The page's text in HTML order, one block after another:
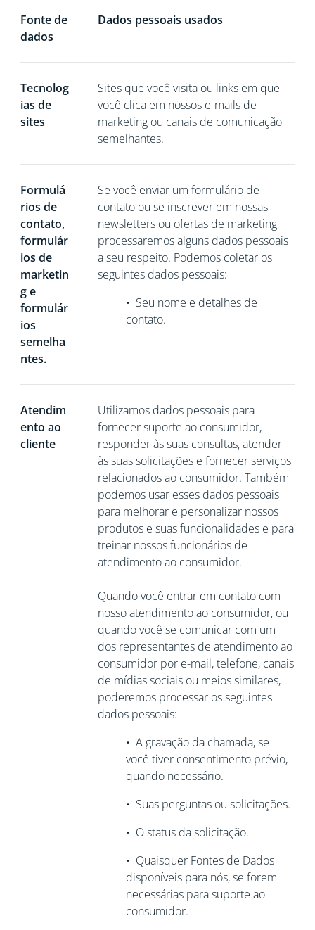
Fonte de
dados
Dados pessoais usados
Tecnolog
ias de
sites
Sites que você visita ou links em que
você clica em nossos e-mails de
marketing ou canais de comunicação
semelhantes.
Formulá
rios de
contato,
formulár
ios de
marketin
g e
formulár
ios
semelha
ntes.
Se você enviar um formulário de
contato ou se inscrever em nossas
newsletters ou ofertas de marketing,
processaremos alguns dados pessoais
a seu respeito. Podemos coletar os
seguintes dados pessoais:
• Seu nome e detalhes de
contato.
Atendim
ento ao
cliente
Utilizamos dados pessoais para
fornecer suporte ao consumidor,
responder às suas consultas, atender
às suas solicitações e fornecer serviços
relacionados ao consumidor. Também
podemos usar esses dados pessoais
para melhorar e personalizar nossos
produtos e suas funcionalidades e para
treinar nossos funcionários de
atendimento ao consumidor.
Quando você entrar em contato com
nosso atendimento ao consumidor, ou
quando você se comunicar com um
dos representantes de atendimento ao
consumidor por e-mail, telefone, canais
de mídias sociais ou meios similares,
poderemos processar os seguintes
dados pessoais:
• A gravação da chamada, se
você tiver consentimento prévio,
quando necessário.
• Suas perguntas ou solicitações.
• O status da solicitação.
• Quaisquer Fontes de Dados
disponíveis para nós, se forem
necessárias parasuporte ao
consumidor.